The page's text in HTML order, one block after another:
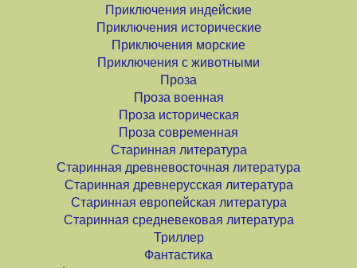
Приключения индейские
Приключения исторические
Приключения морские
Приключения с животными
Проза
Проза военная
Проза историческая
Проза современная
Старинная литература
Старинная древневосточная литература
Старинная древнерусская литература
Старинная европейская литература
Старинная средневековая литература
Триллер
Фантастика